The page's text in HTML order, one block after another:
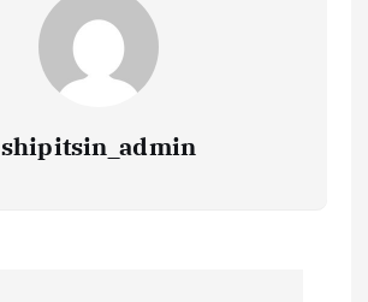
shipitsin_admin